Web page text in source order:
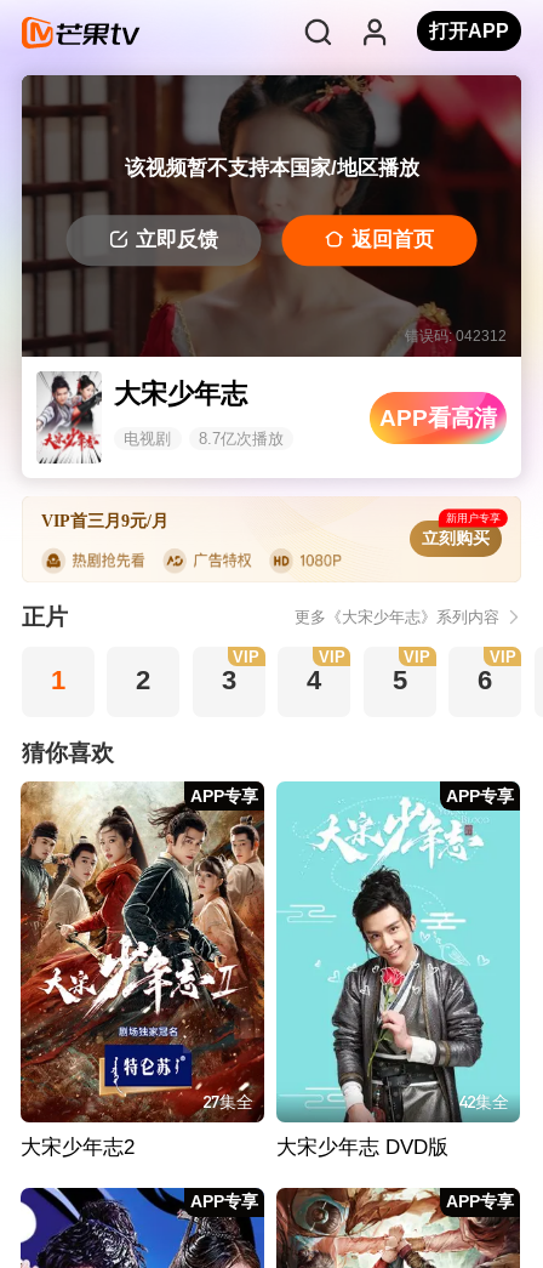
打开APP
该视频暂不支持本国家/地区播放
立即反馈 返回首页
错误码: 042312
大宋少年志
电视剧 8.7亿次播放
APP看高清
VIP首三月9元/月 新用户专享
立刻购买
正片 更多《大宋少年志》系列内容
1 2 3
VIP
4
VIP
5
VIP
6
VIP
猜你喜欢
APP专享
27集全
大宋少年志2
APP专享
42集全
大宋少年志 DVD版
APP专享 APP专享